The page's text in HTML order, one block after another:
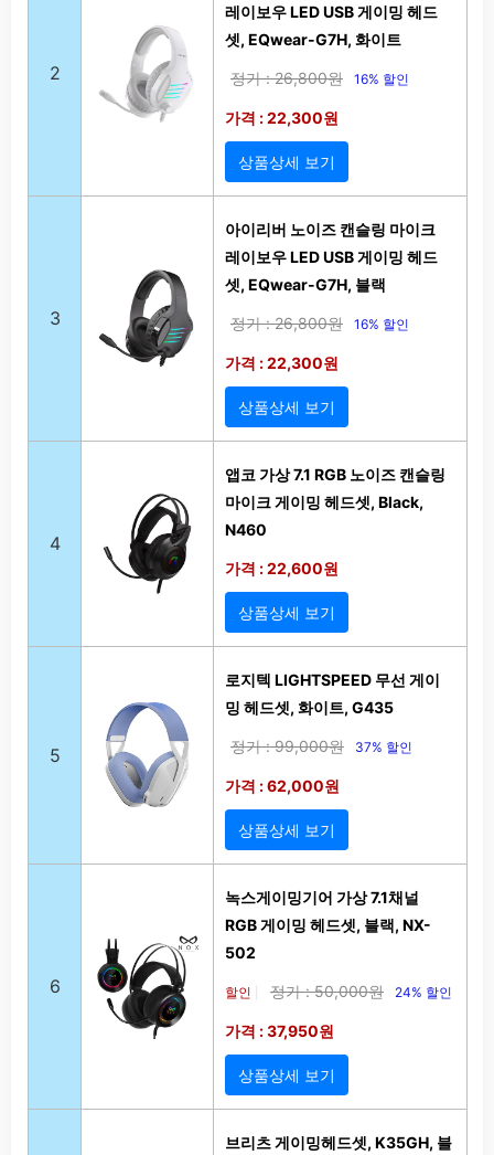
2
레이보우 LED USB 게이밍 헤드
셋, EQwear-G7H, 화이트
정가 : 26,800원 16% 할인
가격 : 22,300원
상품상세 보기
3
아이리버 노이즈 캔슬링 마이크
레이보우 LED USB 게이밍 헤드
셋, EQwear-G7H, 블랙
정가 : 26,800원 16% 할인
가격 : 22,300원
상품상세 보기
4
앱코 가상 7.1 RGB 노이즈 캔슬링
마이크 게이밍 헤드셋, Black,
N460
가격 : 22,600원
상품상세 보기
5
로지텍 LIGHTSPEED 무선 게이
밍 헤드셋, 화이트, G435
정가 : 99,000원 37% 할인
가격 : 62,000원
상품상세 보기
6
녹스게이밍기어 가상 7.1채널
RGB 게이밍 헤드셋, 블랙, NX-
502
할인 정가 : 50,000원 24% 할인
가격 : 37,950원
상품상세 보기
브리츠 게이밍헤드셋, K35GH, 블